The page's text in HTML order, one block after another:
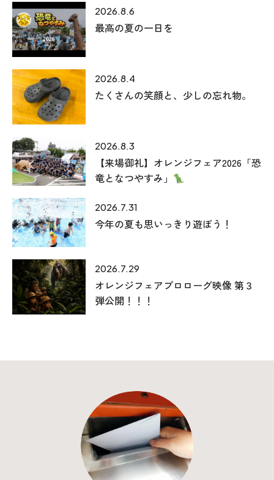
住まいのなんでも相談
土地･空き家 不動産相談
移住と暮らし相談
資料請求
お問い合わせ
本社
〒941-0062 新潟県糸魚川市中央2-4-2
上越店
〒942-0072 新潟県上越市栄町2-11-40 1F
025-530-6711 (上越店)
0120-696-711 (フリーダイヤル)
2026.8.6
最高の夏の一日を
2026.8.4
たくさんの笑顔と、少しの忘れ物。
2026.8.3
【来場御礼】オレンジフェア2026「恐
竜となつやすみ」
2026.7.31
今年の夏も思いっきり遊ぼう！
2026.7.29
オレンジフェアプロローグ映像 第３
弾公開！！！